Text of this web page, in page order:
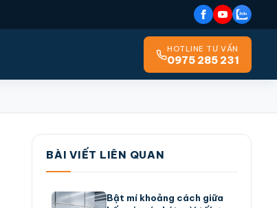
HOTLINE TƯ VẤN
0975 285 231
BÀI VIẾT LIÊN QUAN
Bật mí khoảng cách giữa